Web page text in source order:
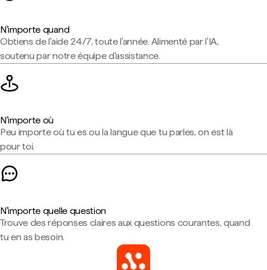
N'importe quand
Obtiens de l'aide 24/7, toute l'année. Alimenté par l'IA,
soutenu par notre équipe d'assistance.
N'importe où
Peu importe où tu es ou la langue que tu parles, on est là
pour toi.
N'importe quelle question
Trouve des réponses claires aux questions courantes, quand
tu en as besoin.